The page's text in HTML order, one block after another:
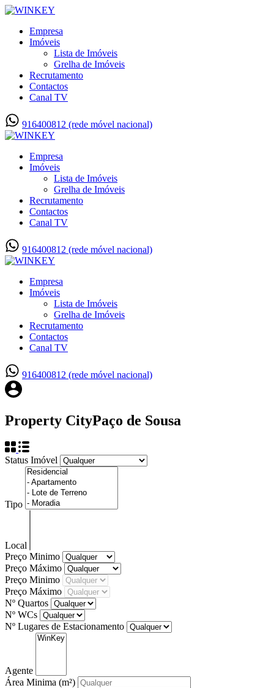
Empresa
Imóveis
Lista de Imóveis
Grelha de Imóveis
Recrutamento
Contactos
Canal TV
916400812 (rede móvel nacional)
Empresa
Imóveis
Lista de Imóveis
Grelha de Imóveis
Recrutamento
Contactos
Canal TV
916400812 (rede móvel nacional)
Empresa
Imóveis
Lista de Imóveis
Grelha de Imóveis
Recrutamento
Contactos
Canal TV
916400812 (rede móvel nacional)
Property CityPaço de Sousa
Status Imóvel
Tipo
Local
Preço Minimo
Preço Máximo
Preço Minimo
Preço Máximo
Nº Quartos
Nº WCs
Nº Lugares de Estacionamento
Agente
Área Minima (m²)